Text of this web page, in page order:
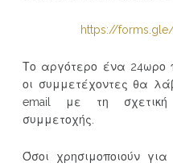
https://
Το αργότερο ένα 24ωρο
οι συμμετέχοντες θα
email με τη
συμμετοχής.
Όσοι χρησιμοποιούν